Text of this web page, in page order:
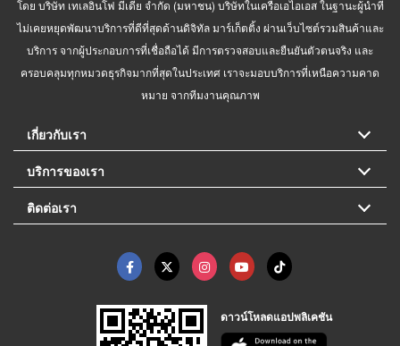
โดย บริษัท เทเลอินโฟ มีเดีย จำกัด (มหาชน) บริษัทในเครือเอไอเอส ในฐานะผู้นำที่
ไม่เคยหยุดพัฒนาบริการที่ดีที่สุดด้านดิจิทัล มาร์เก็ตติ้ง ผ่านเว็บไซต์รวมสินค้าและ
บริการ จากผู้ประกอบการที่เชื่อถือได้ มีการตรวจสอบและยืนยันตัวตนจริง และ
ครอบคลุมทุกหมวดธุรกิจมากที่สุดในประเทศ เราจะมอบบริการที่เหนือความคาด
หมาย จากทีมงานคุณภาพ
เกี่ยวกับเรา
บริการของเรา
ติดต่อเรา
ดาวน์โหลดแอปพลิเคชัน